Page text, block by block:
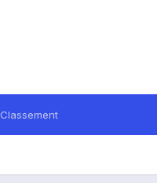
Classement